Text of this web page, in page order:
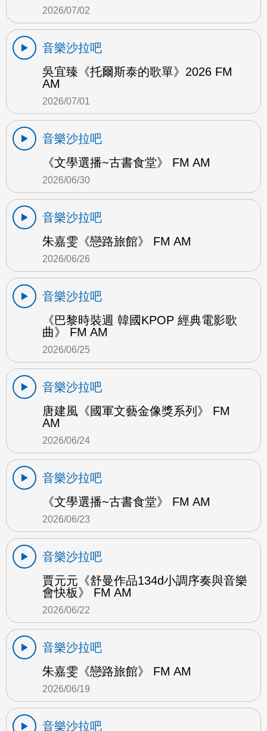
2026/07/02
音樂沙拉吧
吳宜臻《托爾斯泰的歌單》2026 FM
AM
2026/07/01
音樂沙拉吧
《文學選播~古書食堂》 FM AM
2026/06/30
音樂沙拉吧
朱嘉雯《戀路旅館》 FM AM
2026/06/26
音樂沙拉吧
《巴黎時裝週 韓國KPOP 經典電影歌
曲》 FM AM
2026/06/25
音樂沙拉吧
唐建風《國軍文藝金像獎系列》 FM
AM
2026/06/24
音樂沙拉吧
《文學選播~古書食堂》 FM AM
2026/06/23
音樂沙拉吧
賈元元《舒曼作品134d小調序奏與音樂
會快板》 FM AM
2026/06/22
音樂沙拉吧
朱嘉雯《戀路旅館》 FM AM
2026/06/19
音樂沙拉吧